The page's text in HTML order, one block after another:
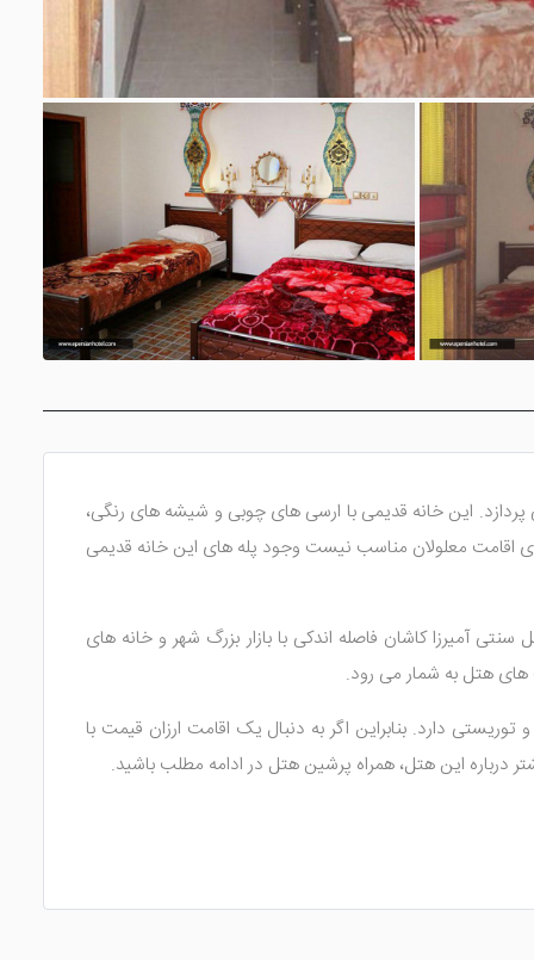
این خانه قدیمی با ارسی های چوبی و شیشه های رنگی،
اقامت معلولان مناسب نیست وجود پله های این خانه قدیمی
آمیرزا کاشان فاصله اندکی با بازار بزرگ شهر و خانه های
های هتل به شمار می رود.
دارد. بنابراین اگر به دنبال یک اقامت ارزان قیمت با
این هتل، همراه پرشین هتل در ادامه مطلب باشید.